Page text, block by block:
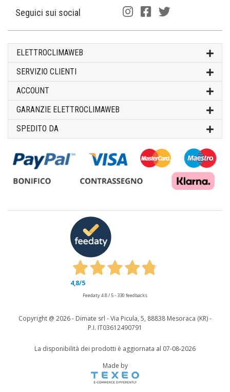
Seguici sui social
ELETTROCLIMAWEB
SERVIZIO CLIENTI
ACCOUNT
GARANZIE ELETTROCLIMAWEB
SPEDITO DA
Copyright @ 2026 - Dimate srl - Via Picula, 5, 88838 Mesoraca (KR) -
P.I. IT03612490791
La disponibilità dei prodotti è aggiornata al 07-08-2026
4,8/5
Feedaty4.8/ 5- 330 feedbacks
Made by